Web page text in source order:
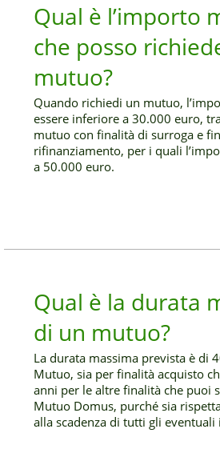
Qual è l’importo
che posso
mutuo?
Quando richiedi un mutuo,
essere inferiore a 30.000 euro,
mutuo con finalità di surroga e
rifinanziamento, per i quali
a 50.000 euro.
Qual è la durata
di un mutuo?
La durata massima prevista è di
Mutuo, sia per finalità acquisto
anni per le altre finalità che puoi
Mutuo Domus, purché sia
alla scadenza di tutti gli eventuali